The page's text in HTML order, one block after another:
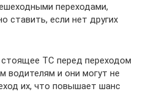
переходами,
ставить, если нет других
ТС перед переходом
водителям и они могут не
их, что повышает шанс